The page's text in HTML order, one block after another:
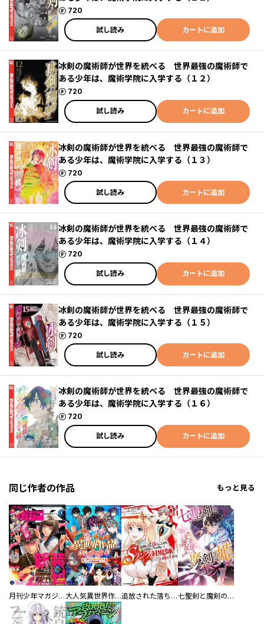
720
ポイント
試し読み カートに追加
冰剣の魔術師が世界を統べる 世界最強の魔術師で
ある少年は、魔術学院に入学する（１２）
720
ポイント
試し読み カートに追加
冰剣の魔術師が世界を統べる 世界最強の魔術師で
ある少年は、魔術学院に入学する（１３）
720
ポイント
試し読み カートに追加
冰剣の魔術師が世界を統べる 世界最強の魔術師で
ある少年は、魔術学院に入学する（１４）
720
ポイント
試し読み カートに追加
冰剣の魔術師が世界を統べる 世界最強の魔術師で
ある少年は、魔術学院に入学する（１５）
720
ポイント
試し読み カートに追加
冰剣の魔術師が世界を統べる 世界最強の魔術師で
ある少年は、魔術学院に入学する（１６）
720
ポイント
試し読み カートに追加
同じ作者の作品 もっと見る
月刊少年マガジンＲ 大人気異世界作品勢ぞろい！ １話試し読みパック１（マガポケ版） 追放された落ちこぼれ、辺境で生き抜いてSランク対魔師に成り上がる 七聖剣と魔剣の姫